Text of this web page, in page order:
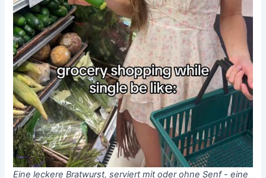
Eine leckere Bratwurst, serviert mit oder ohne Senf - eine